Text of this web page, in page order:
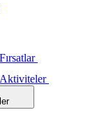
Fırsatlar
Aktiviteler